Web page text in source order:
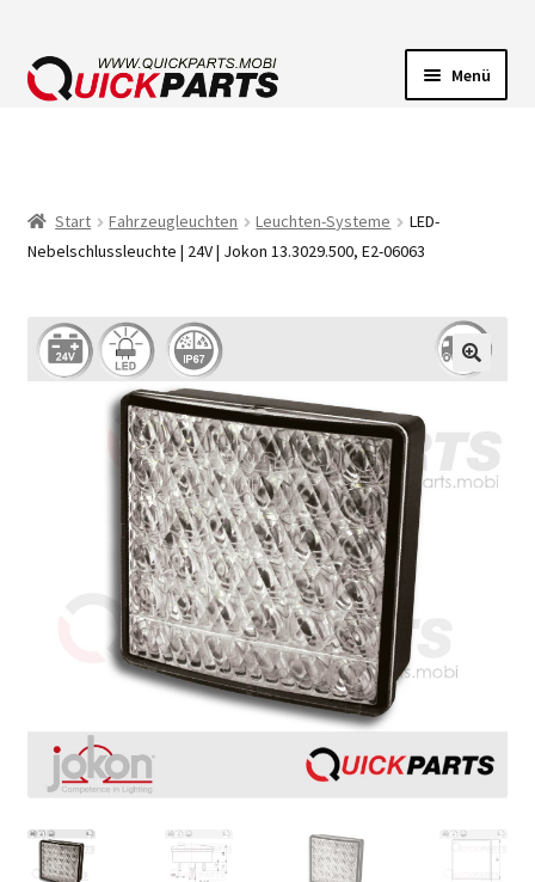
Menü
HUPEN
Start Fahrzeugleuchten Leuchten-Systeme
LED-
Nebelschlussleuchte | 24V | Jokon 13.3029.500, E2-06063